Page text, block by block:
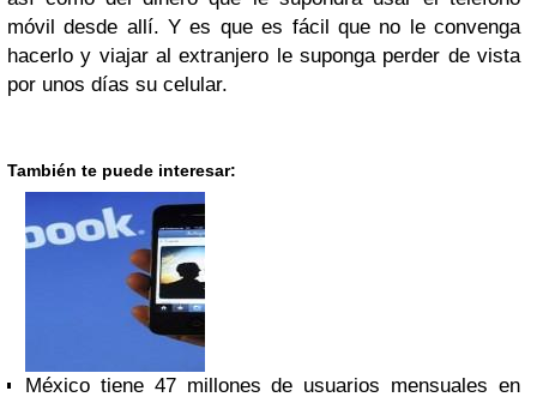
móvil desde allí. Y es que es fácil que no le convenga
hacerlo y viajar al extranjero le suponga perder de vista
por unos días su celular.
También te puede interesar:
México tiene 47 millones de usuarios mensuales en